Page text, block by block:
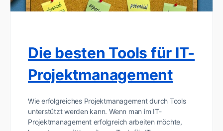
Die besten Tools für IT-
Projektmanagement
Wie erfolgreiches Projektmanagement durch Tools
unterstützt werden kann. Wenn man im IT-
Projektmanagement erfolgreich arbeiten möchte,